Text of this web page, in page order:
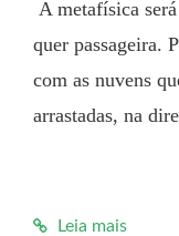
quer passageira.
com as nuvens
arrastadas, na
Leia mais